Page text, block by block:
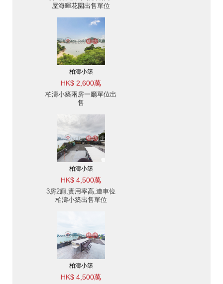
屋海暉花園出售單位
柏濤小築
HK$ 2,600萬
柏濤小築兩房一廳單位出
售
柏濤小築
HK$ 4,500萬
3房2廁,實用率高,連車位
柏濤小築出售單位
柏濤小築
HK$ 4,500萬